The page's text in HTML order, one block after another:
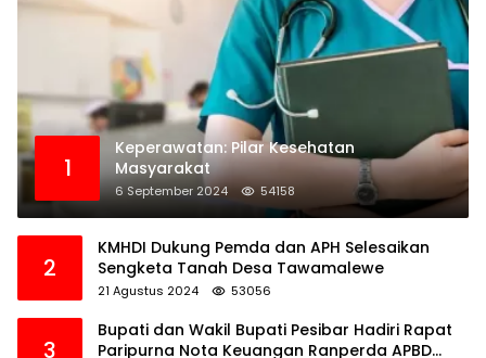
1
Keperawatan: Pilar Kesehatan
Masyarakat
6 September 2024 54158
2
KMHDI Dukung Pemda dan APH Selesaikan
Sengketa Tanah Desa Tawamalewe
21 Agustus 2024 53056
3
Bupati dan Wakil Bupati Pesibar Hadiri Rapat
Paripurna Nota Keuangan Ranperda APBD